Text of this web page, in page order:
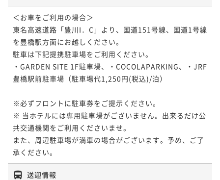
＜お車をご利用の場合＞
東名高速道路「豊川I．C」より、国道151号線、国道1号線
を豊橋駅方面にお越しください。
駐車は下記提携駐車場をご利用ください。
・GARDEN SITE 1F駐車場、・COCOLAPARKING、・JRF
豊橋駅前駐車場（駐車場代1,250円(税込)/泊）
※必ずフロントに駐車券をご提示ください。
※ 当ホテルには専用駐車場がございません。出来るだけ公
共交通機関をご利用くださいませ。
また、周辺駐車場が満車の場合がございます。予め、ご了
承ください。
送迎情報